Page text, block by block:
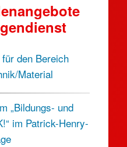
den Bereich
Material
„Bildungs- und
im Patrick-Henry-